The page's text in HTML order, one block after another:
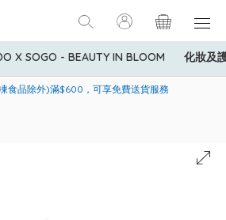
X SOGO - BEAUTY IN BLOOM 化妝及
用卡會員購物禮遇：高達5%簽賬回贈！
食品除外)滿$600，可享免費送貨服務
用於指定商品，若訂單金額少於HK$600(折